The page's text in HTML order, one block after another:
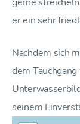
er ein sehr
Nachdem sich
dem
seinem